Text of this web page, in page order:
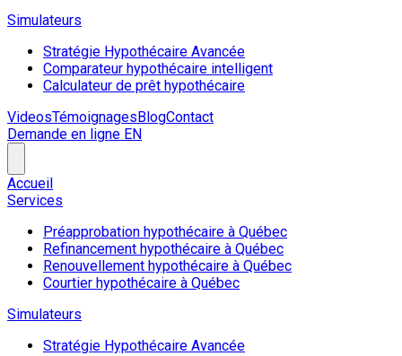
Simulateurs
Stratégie Hypothécaire Avancée
Comparateur hypothécaire intelligent
Calculateur de prêt hypothécaire
VideosTémoignagesBlogContact
Demande en ligne EN
Accueil
Services
Préapprobation hypothécaire à Québec
Refinancement hypothécaire à Québec
Renouvellement hypothécaire à Québec
Courtier hypothécaire à Québec
Simulateurs
Stratégie Hypothécaire Avancée